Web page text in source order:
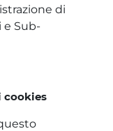
di
e Sub-
cookies